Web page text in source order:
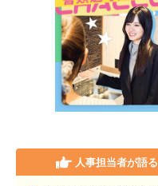
適職診断
あなたに合う仕事を診断！
就活ニュースペーパー
就活時事ニュースを更新
人事担当者が語る